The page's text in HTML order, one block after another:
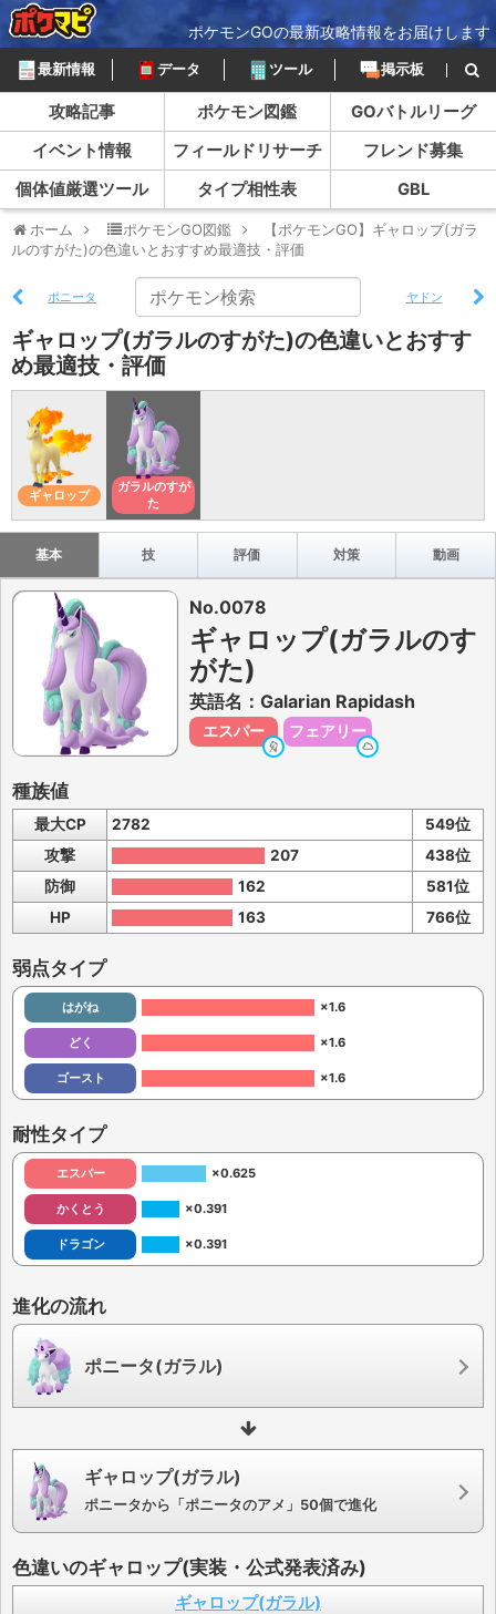
ポケモンGOの最新攻略情報をお届けします
最新情報 データ ツール 掲示板
攻略記事 ポケモン図鑑
GOバトルリーグ
イベント情報
フィールドリサーチ
フレンド募集
個体値厳選ツール
タイプ相性表 GBL
ホーム ポケモンGO図鑑
【ポケモンGO】ギャロップ(ガラ
ルのすがた)の色違いとおすすめ最適技・評価
ポニータ ヤドン
ギャロップ(ガラルのすがた)の色違いとおすす
め最適技・評価
ギャロップ
ガラルのすが
た
基本 技 評価 対策 動画
No.0078
ギャロップ(ガラルのす
がた)
英語名：Galarian Rapidash
エスパー フェアリー
種族値
最大CP 2782
549位
攻撃
207
438位
防御
162
581位
HP
163 766位
弱点タイプ
はがね ×1.6
どく ×1.6
ゴースト ×1.6
耐性タイプ
エスパー ×0.625
かくとう ×0.391
ドラゴン ×0.391
進化の流れ
ポニータ(ガラル)
ギャロップ(ガラル)
ポニータから「ポニータのアメ」50個で進化
色違いのギャロップ(実装・公式発表済み)
ギャロップ(ガラル)